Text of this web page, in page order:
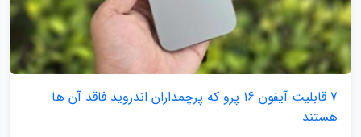
7 قابلیت آیفون 16 پرو که پرچمداران اندروید فاقد آن ها
هستند